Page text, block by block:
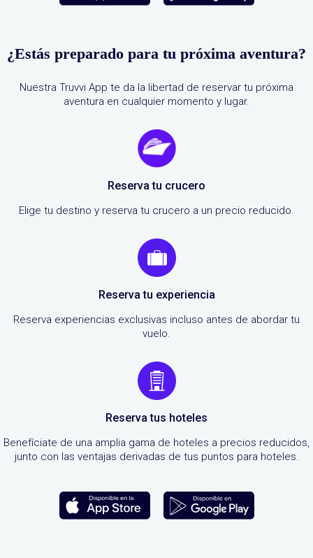
¿Estás preparado para tu próxima aventura?
Nuestra Truvvi App te da la libertad de reservar tu próxima
aventura en cualquier momento y lugar.
Reserva tu crucero
Elige tu destino y reserva tu crucero a un precio reducido.
Reserva tu experiencia
Reserva experiencias exclusivas incluso antes de abordar tu
vuelo.
Reserva tus hoteles
Benefíciate de una amplia gama de hoteles a precios reducidos,
junto con las ventajas derivadas de tus puntos para hoteles.